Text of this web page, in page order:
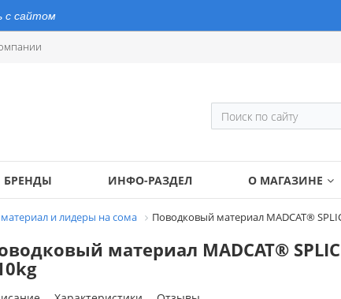
с сайтом
БРЕНДЫ ИНФО-РАЗДЕЛ О МАГАЗИНЕ
и лидеры на сома Поводковый материал MADCAT®
материал MADCAT®